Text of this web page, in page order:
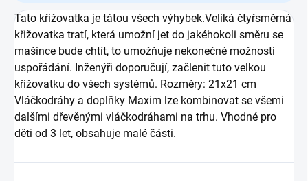
Tato křižovatka je tátou všech výhybek.Veliká čtyřsměrná
křižovatka tratí, která umožní jet do jakéhokoli směru se
mašince bude chtít, to umožňuje nekonečné možnosti
uspořádání. Inženýři doporučují, začlenit tuto velkou
křižovatku do všech systémů. Rozměry: 21x21 cm
Vláčkodráhy a doplňky Maxim lze kombinovat se všemi
dalšími dřevěnými vláčkodráhami na trhu. Vhodné pro
děti od 3 let, obsahuje malé části.